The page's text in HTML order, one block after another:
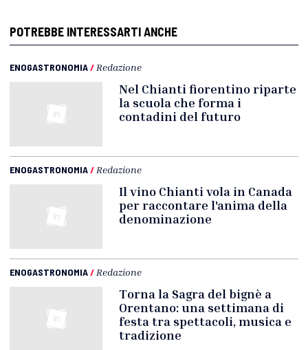
POTREBBE INTERESSARTI ANCHE
ENOGASTRONOMIA/ Redazione
Nel Chianti fiorentino riparte
la scuola che forma i
contadini del futuro
ENOGASTRONOMIA/ Redazione
Il vino Chianti vola in Canada
per raccontare l'anima della
denominazione
ENOGASTRONOMIA/ Redazione
Torna la Sagra del bignè a
Orentano: una settimana di
festa tra spettacoli, musica e
tradizione